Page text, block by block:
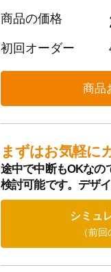
商品の価格
初回オーダー
商品
まずはお気軽に
途中で中断もOKなの
検討可能です。デザ
シミュ
（前